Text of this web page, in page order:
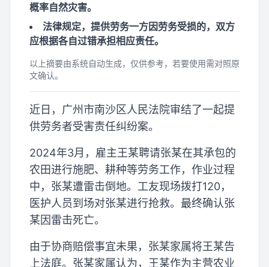
概率自然灾害。
法律规定，提供劳务一方因劳务受损的，双方
应根据各自过错承担相应责任。
以上摘要由系统自动生成，仅供参考，若要使用需对照原
文确认。
近日，广州市南沙区人民法院审结了一起提
供劳务者受害责任纠纷案。
2024年3月，雇主王某聘请张某在其承包的
农田进行施肥、耕种等劳务工作，作业过程
中，张某遭雷击倒地。工友现场拨打120，
医护人员到场对张某进行抢救。最终确认张
某因雷击死亡。
由于协商赔偿事宜未果，张某家属将王某告
上法庭。张某家属认为，王某作为主营农业